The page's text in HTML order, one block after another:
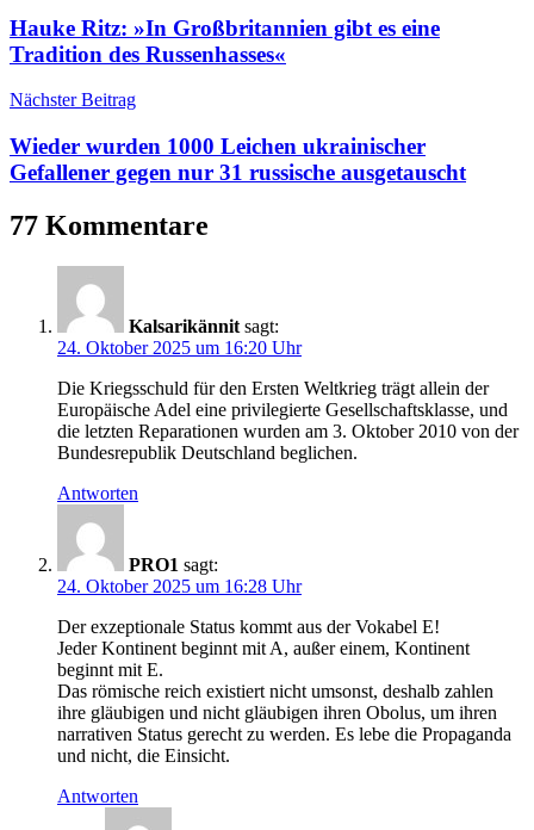
Hauke Ritz: »In Großbritannien gibt es eine
Tradition des Russenhasses«
Nächster Beitrag
Wieder wurden 1000 Leichen ukrainischer
Gefallener gegen nur 31 russische ausgetauscht
77 Kommentare
Kalsarikännit sagt:
24. Oktober 2025 um 16:20 Uhr
Die Kriegsschuld für den Ersten Weltkrieg trägt allein der
Europäische Adel eine privilegierte Gesellschaftsklasse, und
die letzten Reparationen wurden am 3. Oktober 2010 von der
Bundesrepublik Deutschland beglichen.
Antworten
PRO1 sagt:
24. Oktober 2025 um 16:28 Uhr
Der exzeptionale Status kommt aus der Vokabel E!
Jeder Kontinent beginnt mit A, außer einem, Kontinent
beginnt mit E.
Das römische reich existiert nicht umsonst, deshalb zahlen
ihre gläubigen und nicht gläubigen ihren Obolus, um ihren
narrativen Status gerecht zu werden. Es lebe die Propaganda
und nicht, die Einsicht.
Antworten